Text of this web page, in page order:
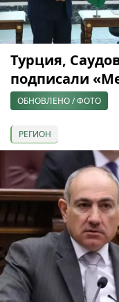
Турция,
подписали
ОБНОВЛЕНО / ФОТО
РЕГИОН